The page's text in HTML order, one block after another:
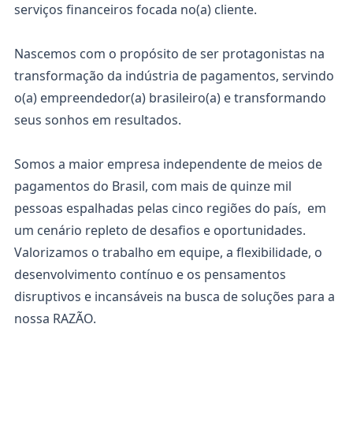
serviços financeiros focada no(a) cliente.
Nascemos com o propósito de ser protagonistas na
transformação da indústria de pagamentos, servindo
o(a) empreendedor(a) brasileiro(a) e transformando
seus sonhos em resultados.
Somos a maior empresa independente de meios de
pagamentos do Brasil, com mais de quinze mil
pessoas espalhadas pelas cinco regiões do país, em
um cenário repleto de desafios e oportunidades.
Valorizamos o trabalho em equipe, a flexibilidade, o
desenvolvimento contínuo e os pensamentos
disruptivos e incansáveis na busca de soluções para a
nossa RAZÃO.